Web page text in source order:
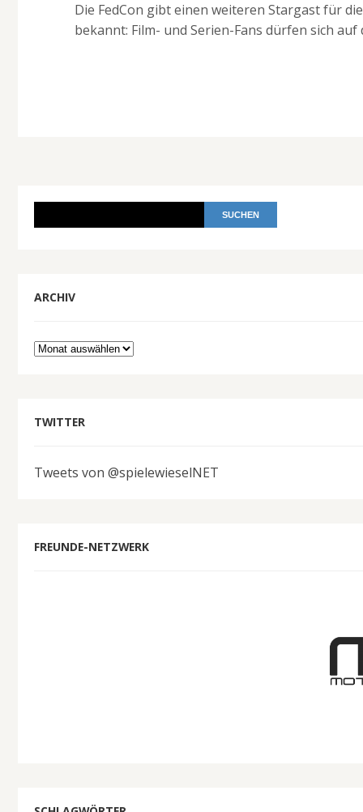
Die FedCon gibt einen weiteren Stargast für
bekannt: Film- und Serien-Fans dürfen sich
ARCHIV
Archiv
TWITTER
Tweets von @spielewieselNET
FREUNDE-NETZWERK